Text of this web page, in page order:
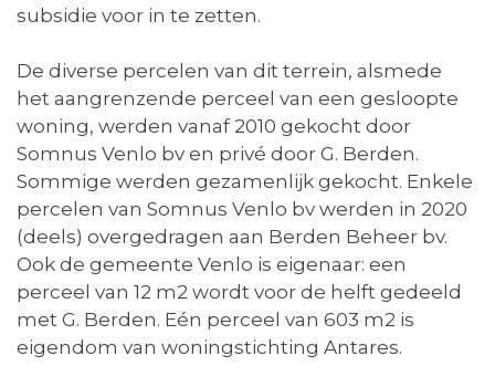
subsidie voor in te zetten.
De diverse percelen van dit terrein, alsmede
het aangrenzende perceel van een gesloopte
woning, werden vanaf 2010 gekocht door
Somnus Venlo bv en privé door G. Berden.
Sommige werden gezamenlijk gekocht. Enkele
percelen van Somnus Venlo bv werden in 2020
(deels) overgedragen aan Berden Beheer bv.
Ook de gemeente Venlo is eigenaar: een
perceel van 12 m2 wordt voor de helft gedeeld
met G. Berden. Eén perceel van 603 m2 is
eigendom van woningstichting Antares.